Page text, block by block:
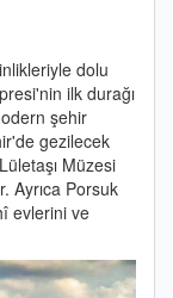
dolu
ilk durağı
şehir
gezilecek
Müzesi
Ayrıca Porsuk
evlerini ve